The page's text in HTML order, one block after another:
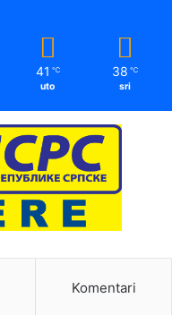
41 ℃
uto
38 ℃
sri
Komentari